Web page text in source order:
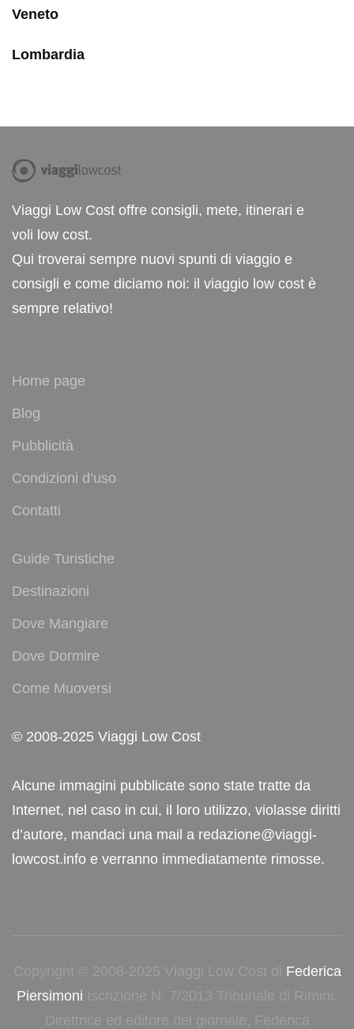
Veneto
Lombardia
Viaggi Low Cost offre consigli, mete, itinerari e
voli low cost.
Qui troverai sempre nuovi spunti di viaggio e
consigli e come diciamo noi: il viaggio low cost è
sempre relativo!
Home page
Blog
Pubblicità
Condizioni d’uso
Contatti
Guide Turistiche
Destinazioni
Dove Mangiare
Dove Dormire
Come Muoversi
© 2008-2025 Viaggi Low Cost
Alcune immagini pubblicate sono state tratte da
Internet, nel caso in cui, il loro utilizzo, violasse diritti
d’autore, mandaci una mail a redazione@viaggi-
lowcost.info e verranno immediatamente rimosse.
Copyright © 2008-2025 Viaggi Low Cost di Federica
Piersimoni Iscrizione N. 7/2013 Tribunale di Rimini.
Direttrice ed editore del giornale, Federica